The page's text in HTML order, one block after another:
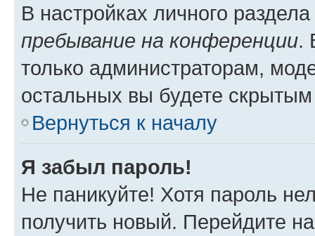
В настройках личного
пребывание на конференции.
только администраторам,
остальных вы будете
Вернуться к началу
Я забыл пароль!
Не паникуйте! Хотя пароль
получить новый. Перейдите